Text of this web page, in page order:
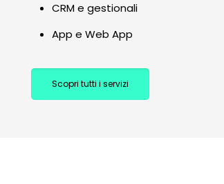
CRM e gestionali
App e Web App
Scopri tutti i servizi